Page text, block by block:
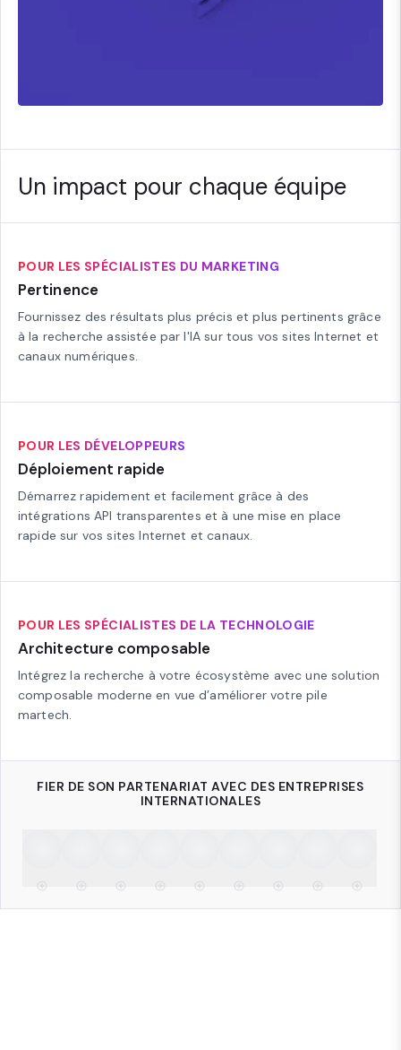
Un impact pour chaque équipe
POUR LES SPÉCIALISTES DU MARKETING
Pertinence
Fournissez des résultats plus précis et plus pertinents grâce
à la recherche assistée par l'IA sur tous vos sites Internet et
canaux numériques.
POUR LES DÉVELOPPEURS
Déploiement rapide
Démarrez rapidement et facilement grâce à des
intégrations API transparentes et à une mise en place
rapide sur vos sites Internet et canaux.
POUR LES SPÉCIALISTES DE LA TECHNOLOGIE
Architecture composable
Intégrez la recherche à votre écosystème avec une solution
composable moderne en vue d’améliorer votre pile
martech.
FIER DE SON PARTENARIAT AVEC DES ENTREPRISES
INTERNATIONALES